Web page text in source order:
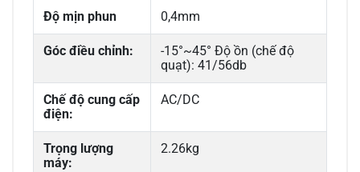
Độ mịn phun 0,4mm
Góc điều chỉnh:
-15°~45° Độ ồn (chế độ
quạt): 41/56db
Chế độ cung cấp
điện:
AC/DC
Trọng lượng
máy:
2.26kg